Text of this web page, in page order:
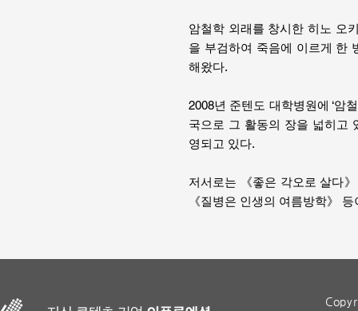
암철학 외래를 창시한 히노 오
을 부검하여 죽음에 이르게 한
해왔다.
2008년 준텐도 대학병원에 ‘암
국으로 그 활동의 장을 넓히고
영되고 있다.
저서로는 《좋은 각오로 살다
《질병은 인생의 여름방학》